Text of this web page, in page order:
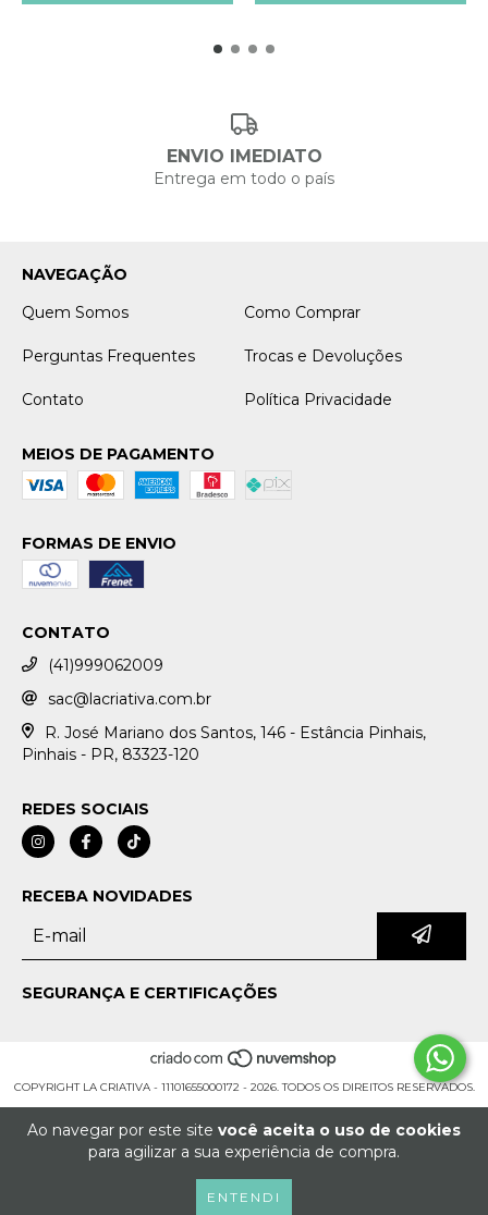
Ao navegar por este site você aceita o uso de cookies
para agilizar a sua experiência de compra.
ENTENDI
ENVIO IMEDIATO
Entrega em todo o país
NAVEGAÇÃO
Quem Somos
Como Comprar
Perguntas Frequentes Trocas e Devoluções
Contato Política Privacidade
MEIOS DE PAGAMENTO
FORMAS DE ENVIO
CONTATO
(41)999062009
sac@lacriativa.com.br
R. José Mariano dos Santos, 146 - Estância Pinhais,
Pinhais - PR, 83323-120
REDES SOCIAIS
RECEBA NOVIDADES
SEGURANÇA E CERTIFICAÇÕES
COPYRIGHT LA CRIATIVA - 11101655000172 - 2026. TODOS OS DIREITOS RESERVADOS.